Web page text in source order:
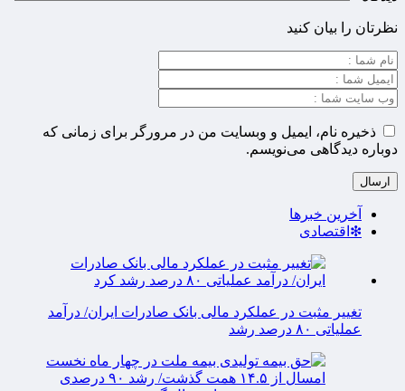
نظرتان را بیان کنید
ذخیره نام، ایمیل و وبسایت من در مرورگر برای زمانی که
دوباره دیدگاهی می‌نویسم.
آخرین خبرها
❇اقتصادی
تغییر مثبت در عملکرد مالی بانک صادرات ایران/ درآمد
عملیاتی ۸۰ درصد رشد